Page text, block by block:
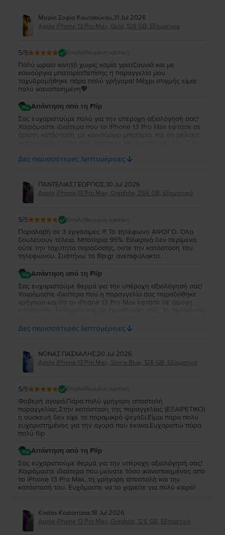
Μαρία Σοφία Κουτσούκου,31 Jul 2026
Apple iPhone 13 Pro Max, Gold, 128 GB, Εξαιρετικό
5/5 Επαληθευμένη κριτική
Πολύ ωραίο κινητό χωρίς καμία γρατζουνιά και με
καινούργια μπαταρία!!!επίσης η παραγγελία μου
ταχυδρομήθηκε πάρα πολύ γρήγορα! Μέχρι στιγμής είμαι
πολύ ικανοποιημένη💖
Απάντηση από τη Flip
Σας ευχαριστούμε πολύ για την υπέροχη αξιολόγησή σας!
Χαιρόμαστε ιδιαίτερα που το iPhone 13 Pro Max έφτασε σε
άριστη κατάσταση, με καινούργια μπαταρία, και ότι μείνατε
σας εξυπηρετήσουμε ξανά στο μέλλον!
Δες περισσότερες λεπτομέρειες
ΠΑΝΤΕΛΙΑΣ ΓΕΩΡΓΙΟΣ,30 Jul 2026
Apple iPhone 13 Pro Max, Graphite, 256 GB, Εξαιρετικό
5/5 Επαληθευμένη κριτική
Παραλαβή σε 3 εργάσιμες !!! Το τηλέφωνο ΑΨΟΓΟ. Όλα
δουλεύουν τέλεια. Μπαταρία 95%. Ειλικρινά δεν περίμενα
ούτε την ταχύτητα παράδοσης, ούτε την κατάσταση του
τηλεφώνου. Συστήνω το flip.gr ανεπιφύλακτα.
Απάντηση από τη Flip
Σας ευχαριστούμε θερμά για την υπέροχη αξιολόγησή σας!
Χαιρόμαστε ιδιαίτερα που η παραγγελία σας παραδόθηκε
γρήγορα και ότι το iPhone 13 Pro Max έφτασε σε άψογη
σύστασή σας και την εμπιστοσύνη που δείχνετε στο Flip.
Σας ευχόμαστε να απολαύσετε το iPhone 13 Pro Max και θα
Δες περισσότερες λεπτομέρειες
ΝΟΝΑΣ ΠΑΣΧΑΛΗΣ,20 Jul 2026
Apple iPhone 13 Pro Max, Sierra Blue, 128 GB, Εξαιρετικό
5/5 Επαληθευμένη κριτική
Φοβερή αγορά.Πάρα πολύ γρήγορη αποστολή
παραγγελίας.Στην κατάσταση της παραγγελίας (ΕΞΑΙΡΕΤΙΚΟ)
η συσκευή δεν είχε το παραμικρό ψεγάδι.Είμαι πάρα πολύ
ευχαριστημένος για την αγορά που έκανα.Ευχαριστώ πάρα
πολύ flip
Απάντηση από τη Flip
Σας ευχαριστούμε θερμά για την υπέροχη αξιολόγησή σας!
Χαιρόμαστε ιδιαίτερα που μείνατε τόσο ικανοποιημένος από
το iPhone 13 Pro Max, τη γρήγορη αποστολή και την
κατάστασή του. Ευχόμαστε να το χαρείτε για πολύ καιρό!
Kostas Kostorrizos,18 Jul 2026
Apple iPhone 13 Pro Max, Graphite, 128 GB, Εξαιρετικό